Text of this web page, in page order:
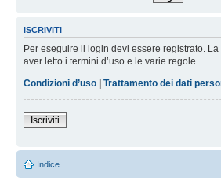
ISCRIVITI
Per eseguire il login devi essere registrato.
aver letto i termini d’uso e le varie regole.
Condizioni d’uso | Trattamento dei dati
Iscriviti
Indice